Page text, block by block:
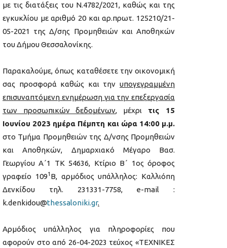
με τις διατάξεις του Ν.4782/2021, καθώς και της
εγκυκλίου με αριθμό 20 και αρ.πρωτ. 125210/21-
05-2021 της Δ/σης Προμηθειών και Αποθηκών
του Δήμου Θεσσαλονίκης.
Παρακαλούμε, όπως καταθέσετε την οικονομική
σας προσφορά καθώς και την υπογεγραμμένη
επισυναπτόμενη ενημέρωση για την επεξεργασία
των προσωπικών δεδομένων, μέχρι τις 15
Ιουνίου 2023 ημέρα Πέμπτη και ώρα 14:00 μ.μ.
στο Τμήμα Προμηθειών της Δ/νσης Προμηθειών
και Αποθηκών, Δημαρχιακό Μέγαρο Βασ.
Γεωργίου Α΄1 ΤΚ 54636, Κτίριο Β΄ 1ος όροφος
γραφείο 1091 Β, αρμόδιος υπάλληλος: Καλλιόπη
Δενκίδου τηλ. 231331-7758, e-mail :
k.denkidou@thessaloniki.gr.
Αρμόδιος υπάλληλος για πληροφορίες που
αφορούν στο από 26-04-2023 τεύχος «ΤΕΧΝΙΚΕΣ